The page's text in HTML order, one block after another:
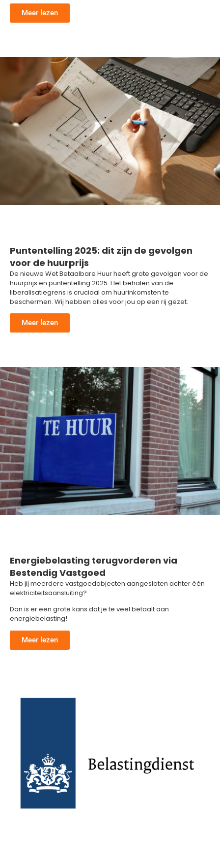
Meer lezen
Puntentelling 2025: dit zijn de gevolgen
voor de huurprijs
De nieuwe Wet Betaalbare Huur heeft grote gevolgen voor de
huurprijs en puntentelling 2025. Het behalen van de
liberalisatiegrens is cruciaal om huurinkomsten te
beschermen. Wij hebben alles voor jou op een rij gezet.
Meer lezen
Energiebelasting terugvorderen via
Bestendig Vastgoed
Heb jij meerdere vastgoedobjecten aangesloten achter één
elektriciteitsaansluiting?
Dan is er een grote kans dat je te veel betaalt aan
energiebelasting!
Meer lezen